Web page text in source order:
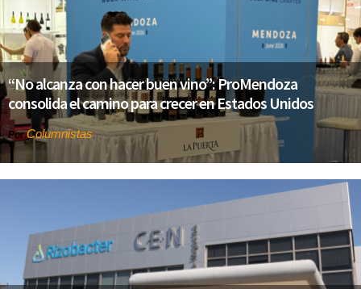
“No alcanza con hacer buen vino”: ProMendoza
consolida el camino para crecer en Estados Unidos
PorColumnistas